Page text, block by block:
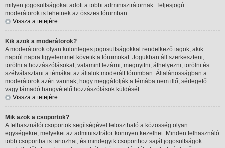
milyen jogosultságokat adott a többi adminisztrátornak. Teljesjogú
moderátorok is lehetnek az összes fórumban.
Vissza a tetejére
Kik azok a moderátorok?
A moderátorok olyan különleges jogosultságokkal rendelkező tagok, akik
napról napra figyelemmel követik a fórumokat. Jogukban áll szerkeszteni,
törölni a hozzászólásokat, valamint lezárni, megnyitni, áthelyezni, törölni és
szétválasztani a témákat az általuk moderált fórumban. Általánosságban a
moderátorok azért vannak, hogy meggátolják a témába nem illő, sértegető
vagy támadó hangvételű hozzászólások küldését.
Vissza a tetejére
Mik azok a csoportok?
A felhasználói csoportok segítségével felosztható a közösség olyan
egységekre, melyeket az adminisztrátor könnyen kezelhet. Minden felhasználó
több csoportba is tartozhat, és mindegyik csoporthoz saját jogosultságok